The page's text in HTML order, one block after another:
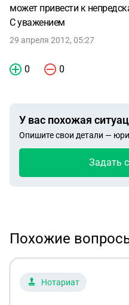
может привести к
С уважением
29 апреля 2012, 05:27
0 0
У вас похожая
Опишите свои детали —
Задать
Похожие
Нотариат